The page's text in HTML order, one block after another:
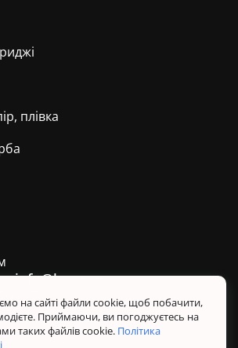
плівка
Техпідтримка ТМ BARVA
конфіденційності
info@barva.ua
на сайті файли cookie, щоб побачити,
Приймаючи, ви погоджуєтесь на
таких файлів cookie. Політика